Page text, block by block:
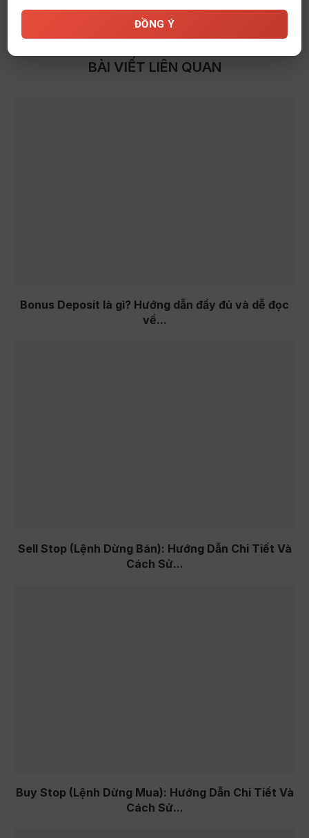
PAMM là gì ? Những ai là người cần PAMM ?
BÀI VIẾT LIÊN QUAN
Bonus Deposit là gì? Hướng dẫn đầy đủ và dễ đọc
về...
Sell Stop (Lệnh Dừng Bán): Hướng Dẫn Chi Tiết Và
Cách Sử...
Buy Stop (Lệnh Dừng Mua): Hướng Dẫn Chi Tiết Và
Cách Sử...
ĐỒNG Ý